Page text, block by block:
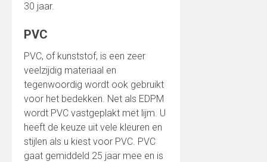
30 jaar.
PVC
PVC, of kunststof, is een zeer
veelzijdig materiaal en
tegenwoordig wordt ook gebruikt
voor het bedekken. Net als EDPM
wordt PVC vastgeplakt met lijm. U
heeft de keuze uit vele kleuren en
stijlen als u kiest voor PVC. PVC
gaat gemiddeld 25 jaar mee en is